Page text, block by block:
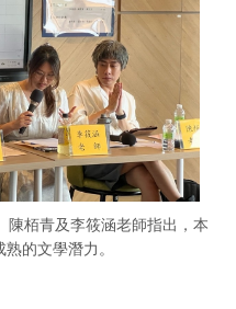
及李筱涵老師指出，本
的文學潛力。